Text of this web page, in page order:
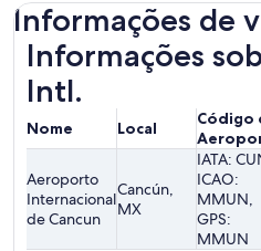
Informações de
Informações
Intl.
Nome Local
Código
Aeroporto
Internacional
de Cancun
Cancún,
MX
IATA:
ICAO:
MMUN,
GPS:
MMUN